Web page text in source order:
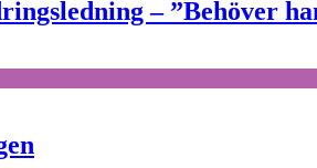
– ”Behöver